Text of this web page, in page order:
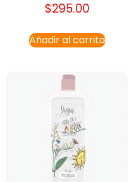
$295.00
Añadir al carrito